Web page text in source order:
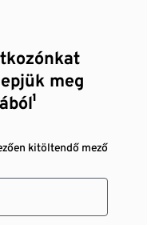
meg
kitöltendő mező